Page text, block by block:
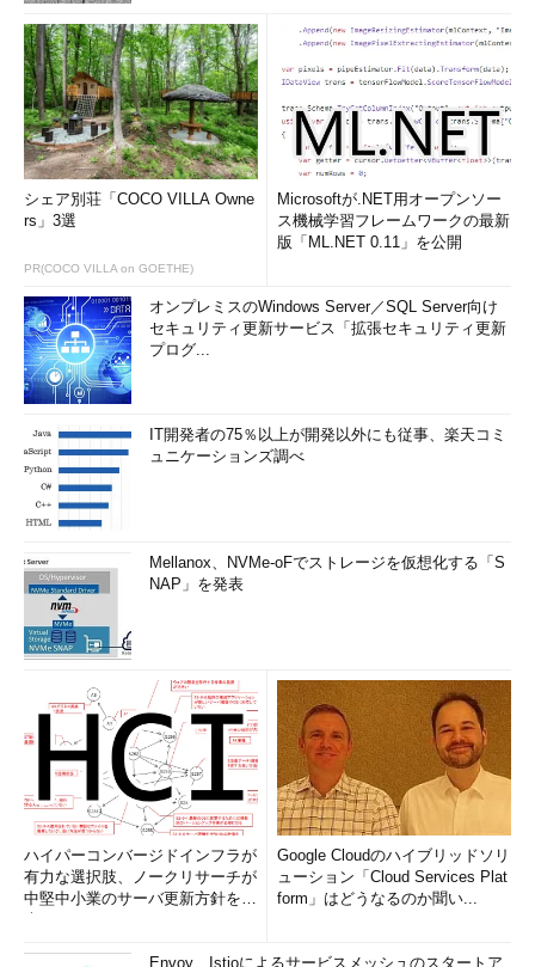
シェア別荘「COCO VILLA Owne
rs」3選
PR(COCO VILLA on GOETHE)
Microsoftが.NET用オープンソー
ス機械学習フレームワークの最新
版「ML.NET 0.11」を公開
オンプレミスのWindows Server／SQL Server向け
セキュリティ更新サービス「拡張セキュリティ更新
プログ...
IT開発者の75％以上が開発以外にも従事、楽天コミ
ュニケーションズ調べ
Mellanox、NVMe-oFでストレージを仮想化する「S
NAP」を発表
ハイパーコンバージドインフラが
有力な選択肢、ノークリサーチが
中堅中小業のサーバ更新方針を調
Google Cloudのハイブリッドソリ
ューション「Cloud Services Plat
form」はどうなるのか聞い...
Envoy、Istioによるサービスメッシュのスタートア